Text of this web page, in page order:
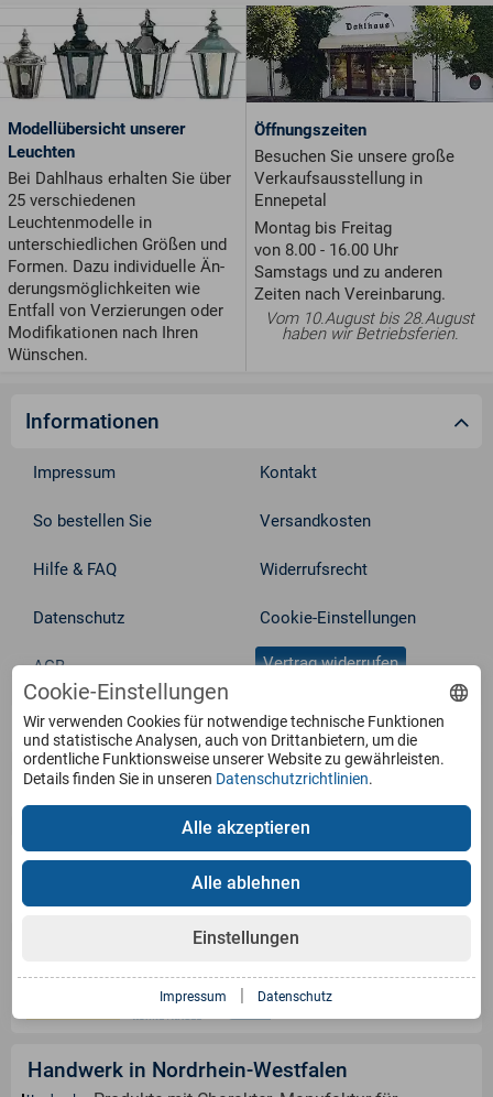
Modellübersicht unserer
Leuchten
Bei Dahlhaus erhalten Sie über
25 verschiedenen
Leuchtenmodelle in
unterschiedlichen Größen und
For­men. Dazu individuelle Än­
de­rungs­möglichkeiten wie
Entfall von Ver­zie­run­gen oder
Modifikationen nach Ihren
Wünschen.
Öffnungszeiten
Besuchen Sie unsere große
Verkaufsausstellung in
Ennepetal
Montag bis Freitag
von 8.00 - 16.00 Uhr
Samstags und zu anderen
Zeiten nach Vereinbarung.
Vom 10.August bis 28.August
haben wir Betriebsferien.
Informationen
Impressum Kontakt
So bestellen Sie Versandkosten
Hilfe & FAQ Widerrufsrecht
Datenschutz Cookie-Einstellungen
AGB Vertrag widerrufen
Service
Zahlungsarten
Handwerk in Nordrhein-Westfalen
Cookie-Einstellungen
Wir verwenden Cookies für notwendige technische Funktionen
und statistische Analysen, auch von Drittanbietern, um die
ordentliche Funktionsweise unserer Website zu gewährleisten.
Details finden Sie in unseren Datenschutzrichtlinien.
Einstellungen
Alle ablehnen
Alle akzeptieren
Impressum | Datenschutz